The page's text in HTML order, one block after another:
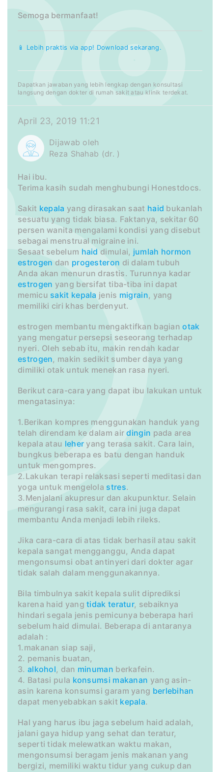
Semoga bermanfaat!
📱 Lebih praktis via app! Download sekarang.
Dapatkan jawaban yang lebih lengkap dengan konsultasi
langsung dengan dokter di rumah sakit atau klinik terdekat.
April 23, 2019 11:21
Dijawab oleh
Reza Shahab (dr. )
Hai ibu.
Terima kasih sudah menghubungi Honestdocs.
Sakit kepala yang dirasakan saat haid bukanlah
sesuatu yang tidak biasa. Faktanya, sekitar 60
persen wanita mengalami kondisi yang disebut
sebagai menstrual migraine ini.
Sesaat sebelum haid dimulai, jumlah hormon
estrogen dan progesteron di dalam tubuh
Anda akan menurun drastis. Turunnya kadar
estrogen yang bersifat tiba-tiba ini dapat
memicu sakit kepala jenis migrain, yang
memiliki ciri khas berdenyut.
estrogen membantu mengaktifkan bagianotak
yang mengatur persepsi seseorang terhadap
nyeri. Oleh sebab itu, makin rendah kadar
estrogen, makin sedikit sumber daya yang
dimiliki otak untuk menekan rasa nyeri.
Berikut cara-cara yang dapat ibu lakukan untuk
mengatasinya:
1.Berikan kompres menggunakan handuk yang
telah direndam ke dalam airdingin pada area
kepala atau leher yang terasa sakit. Cara lain,
bungkus beberapa es batu dengan handuk
untuk mengompres.
2.Lakukan terapi relaksasi seperti meditasi dan
yoga untuk mengelola stres.
3.Menjalani akupresur dan akupunktur. Selain
mengurangi rasa sakit, cara ini juga dapat
membantu Anda menjadi lebih rileks.
Jika cara-cara di atas tidak berhasil atau sakit
kepala sangat mengganggu, Anda dapat
mengonsumsi obat antinyeri dari dokter agar
tidak salah dalam menggunakannya.
Bila timbulnya sakit kepala sulit diprediksi
karena haid yangtidak teratur, sebaiknya
hindari segala jenis pemicunya beberapa hari
sebelum haid dimulai. Beberapa di antaranya
adalah :
1.makanan siap saji,
2. pemanis buatan,
3. alkohol, dan minuman berkafein.
4. Batasi pula konsumsi makanan yang asin-
asin karena konsumsi garam yang berlebihan
dapat menyebabkan sakit kepala.
Hal yang harus ibu jaga sebelum haid adalah,
jalani gaya hidup yang sehat dan teratur,
seperti tidak melewatkan waktu makan,
mengonsumsi beragam jenis makanan yang
bergizi, memiliki waktu tidur yang cukup dan